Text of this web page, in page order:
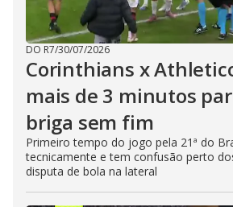
DO R7/30/07/2026
Corinthians x
mais de 3 minutos
briga sem fim
Primeiro tempo do jogo pela 21ª do
tecnicamente e tem confusão perto
disputa de bola na lateral